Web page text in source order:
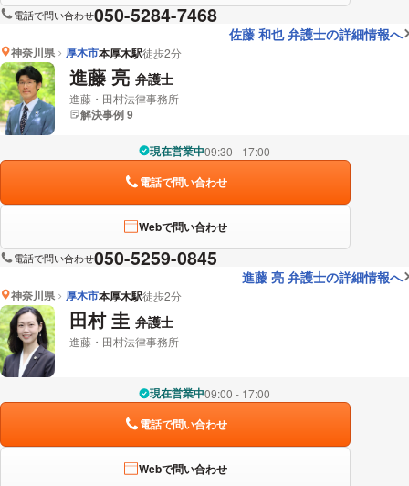
電話で問い合わせ050-5284-7468
佐藤 和也 弁護士の詳細情報へ
神奈川県 厚木市本厚木駅徒歩2分
進藤 亮 弁護士
進藤・田村法律事務所
解決事例 9
現在営業中09:30 - 17:00
電話で問い合わせ
Webで問い合わせ
電話で問い合わせ050-5259-0845
進藤 亮 弁護士の詳細情報へ
神奈川県 厚木市本厚木駅徒歩2分
田村 圭 弁護士
進藤・田村法律事務所
現在営業中09:00 - 17:00
電話で問い合わせ
Webで問い合わせ